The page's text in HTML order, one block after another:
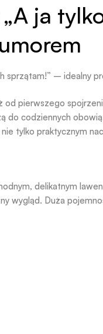
ja
sprzątam!” – idealny
pierwszego
codziennych
tylko praktycznym
delikatnym
wygląd. Duża